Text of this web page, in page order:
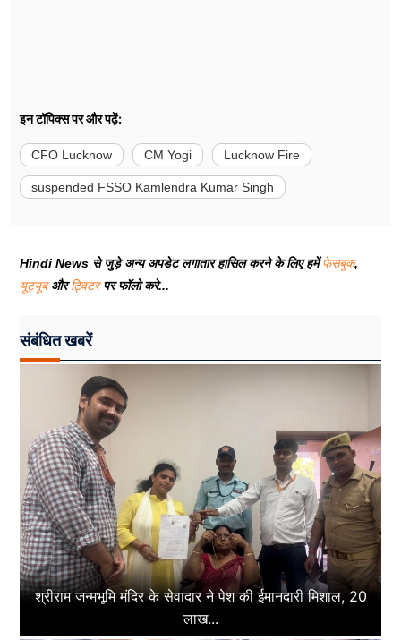
इन टॉपिक्स पर और पढ़ें:
CFO Lucknow CM Yogi Lucknow Fire
suspended FSSO Kamlendra Kumar Singh
Hindi News से जुड़े अन्य अपडेट लगातार हासिल करने के लिए हमेंफेसबुक,
यूट्यूबऔरट्विटरपर फॉलो करे...
संबंधित खबरें
श्रीराम जन्मभूमि मंदिर के सेवादार ने पेश की ईमानदारी मिशाल, 20
लाख...